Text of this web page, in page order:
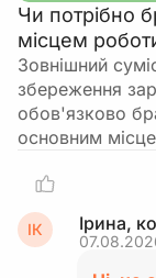
Чи потрібно
місцем
Зовнішний
збереження
обов'язково
основним
ІК Ірина,